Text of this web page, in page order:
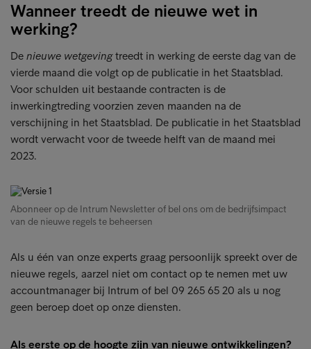
Wanneer treedt de nieuwe wet in
werking?
De nieuwe wetgevingtreedt in werking de eerste dag van de
vierde maand die volgt op de publicatie in het Staatsblad.
Voor schulden uit bestaande contracten is de
inwerkingtreding voorzien zeven maanden na de
verschijning in het Staatsblad. De publicatie in het Staatsblad
wordt verwacht voor de tweede helft van de maand mei
2023.
Abonneer op de Intrum Newsletter of bel ons om de bedrijfsimpact
van de nieuwe regels te beheersen
Als u één van onze experts graag persoonlijk spreekt over de
nieuwe regels, aarzel niet om contact op te nemen met uw
accountmanager bij Intrum of bel 09 265 65 20 als u nog
geen beroep doet op onze diensten.
Als eerste op de hoogte zijn van nieuwe ontwikkelingen?